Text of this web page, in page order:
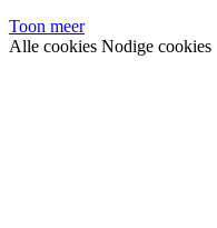
Toon meer
Alle cookies Nodige cookies